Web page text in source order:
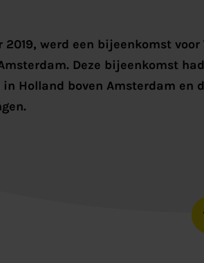
2019, werd een bijeenkomst
Deze bijeenkomst
Holland boven Amsterdam